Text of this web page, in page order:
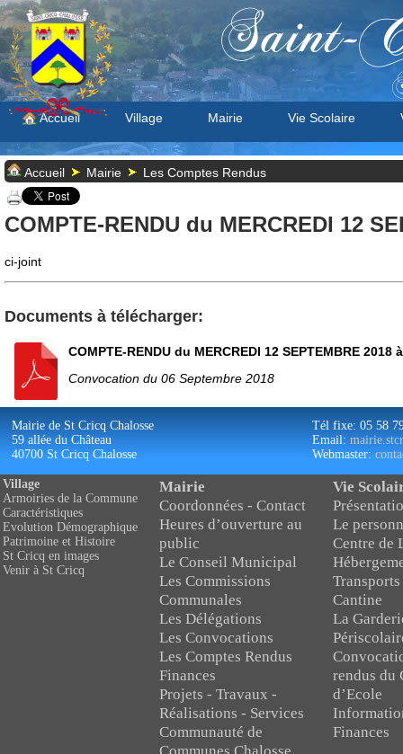
Saint-
Accueil Village Mairie Vie Scolaire
Accueil Mairie Les Comptes Rendus
COMPTE-RENDU du MERCREDI 12
ci-joint
Documents à télécharger:
COMPTE-RENDU du MERCREDI 12 SEPTEMBRE 2018
Convocation du 06 Septembre 2018
Mairie de St Cricq Chalosse
59 allée du Château
40700 St Cricq Chalosse
Tél fixe: 05 58
Email:
Webmaster:
Village
Armoiries de la Commune
Caractéristiques
Evolution Démographique
Patrimoine et Histoire
St Cricq en images
Venir à St Cricq
Mairie
Coordonnées - Contact
Heures d’ouverture au
public
Le Conseil Municipal
Les Commissions
Communales
Les Délégations
Les Convocations
Les Comptes Rendus
Finances
Projets - Travaux -
Réalisations - Services
Communauté de
Communes Chalosse
Vie
Le
Centre de
Cantine
La
rendus du
d’Ecole
Finances